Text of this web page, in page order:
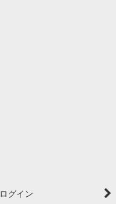
ログイン